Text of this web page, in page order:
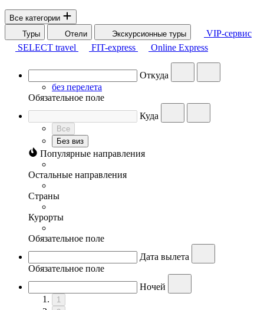
Все категории
Туры
Отели Экскурсионные туры
VIP-сервис
SELECT travel
FIT-express Online Express
Откуда
без перелета
Обязательное поле
Куда
Все
Без виз
Популярные направления
Остальные направления
Страны
Курорты
Обязательное поле
Дата вылета
Обязательное поле
Ночей
1